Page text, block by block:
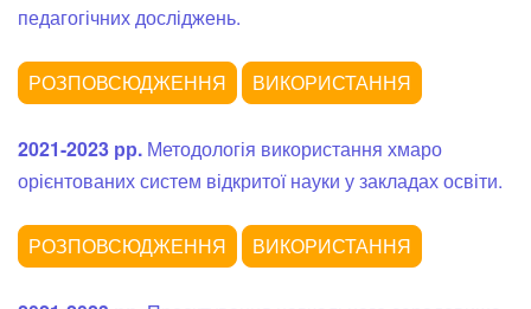
педагогічних досліджень.
2021-2023 рр. Методологія використання хмаро
орієнтованих систем відкритої науки у закладах освіти.